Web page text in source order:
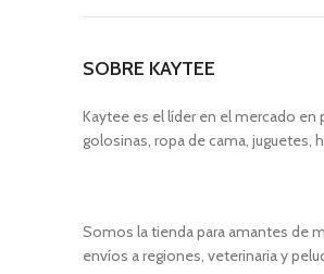
SOBRE KAYTEE
Kaytee es el líder en el mercado
golosinas, ropa de cama,
Somos la tienda para amantes de
envíos a regiones, veterinaria y